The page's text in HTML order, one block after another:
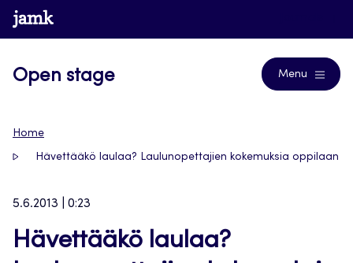
Siirry
suoraan
www.jamk.fi
Open stage Menu
Home
Hävettääkö laulaa? Laulunopettajien kokemuksia oppilaan
5.6.2013 | 0:23
Hävettääkö laulaa?